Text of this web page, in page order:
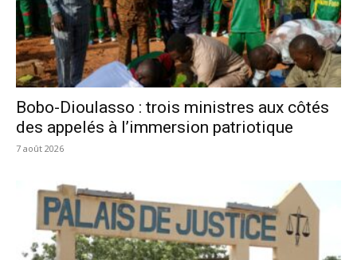
Bobo-Dioulasso : trois ministres aux côtés
des appelés à l’immersion patriotique
7 août 2026